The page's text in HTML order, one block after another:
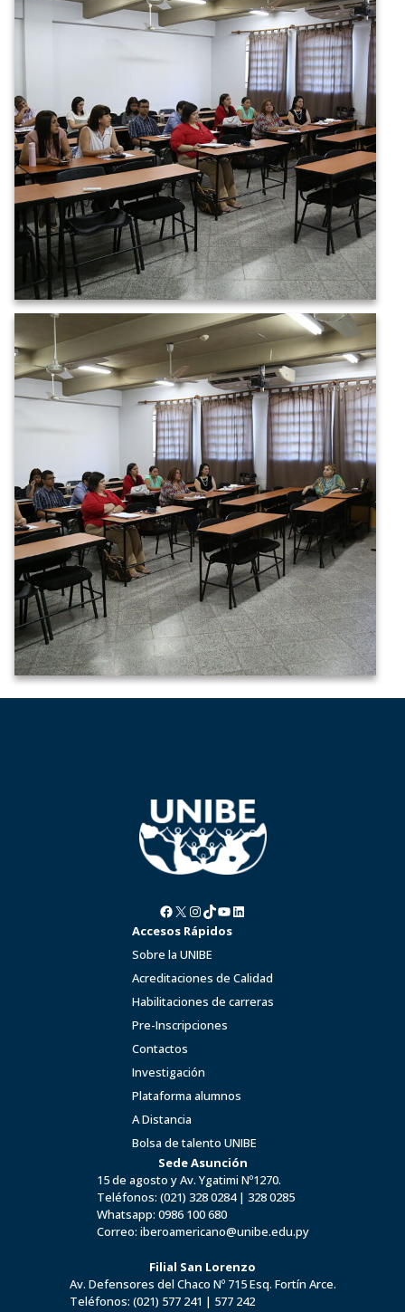
Facebook X InstagramTikTok YouTube LinkedIn
Accesos Rápidos
Sobre la UNIBE
Acreditaciones de Calidad
Habilitaciones de carreras
Pre-Inscripciones
Contactos
Investigación
Plataforma alumnos
A Distancia
Bolsa de talento UNIBE
Sede Asunción
15 de agosto y Av. Ygatimi Nº1270.
Teléfonos: (021) 328 0284| 328 0285
Whatsapp: 0986 100 680
Correo: iberoamericano@unibe.edu.py
Filial San Lorenzo
Av. Defensores del Chaco Nº 715 Esq. Fortín Arce.
Teléfonos: (021) 577 241 | 577 242